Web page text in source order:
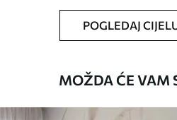
spužvom.
vodom.
Način primjene
Dostupni materijali
POGLEDAJ
MOŽDA ĆE VAM